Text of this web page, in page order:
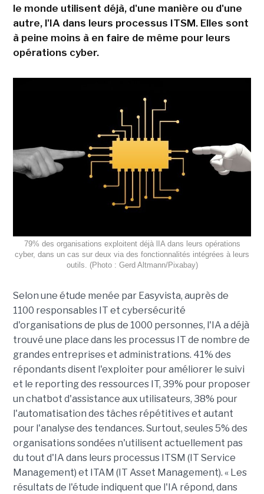
le monde utilisent déjà, d'une manière ou d'une
autre, l'IA dans leurs processus ITSM. Elles sont
à peine moins à en faire de même pour leurs
opérations cyber.
79% des organisations exploitent déjà lIA dans leurs opérations
cyber, dans un cas sur deux via des fonctionnalités intégrées à leurs
outils. (Photo : Gerd Altmann/Pixabay)
Selon une étude menée par Easyvista, auprès de
1100 responsables IT et cybersécurité
d'organisations de plus de 1000 personnes, l'IA a déjà
trouvé une place dans les processus IT de nombre de
grandes entreprises et administrations. 41% des
répondants disent l'exploiter pour améliorer le suivi
et le reporting des ressources IT, 39% pour proposer
un chatbot d'assistance aux utilisateurs, 38% pour
l'automatisation des tâches répétitives et autant
pour l'analyse des tendances. Surtout, seules 5% des
organisations sondées n'utilisent actuellement pas
du tout d'IA dans leurs processus ITSM (IT Service
Management) et ITAM (IT Asset Management). « Les
résultats de l'étude indiquent que l'IA répond, dans